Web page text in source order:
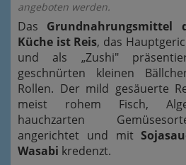
angeboten werden.
Das
Grundnahrungsmittel
Küche ist Reis, das
und als „Zushi"
geschnürten kleinen
Rollen. Der mild gesäuerte
meist rohem Fisch,
hauchzarten
angerichtet und mit
Wasabi kredenzt.